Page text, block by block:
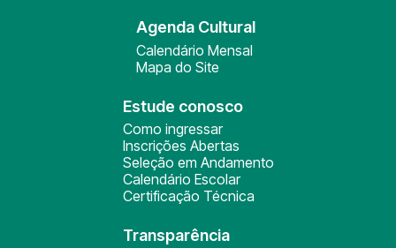
Agenda Cultural
Calendário Mensal
Mapa do Site
Estude conosco
Como ingressar
Inscrições Abertas
Seleção em Andamento
Calendário Escolar
Certificação Técnica
Transparência